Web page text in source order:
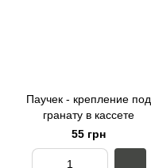
Паучек - крепление под
гранату в кассете
55 грн